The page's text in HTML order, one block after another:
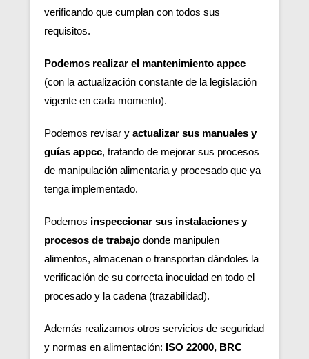
verificando que cumplan con todos sus
requisitos.
Podemos realizar el mantenimiento appcc
(con la actualización constante de la legislación
vigente en cada momento).
Podemos revisar y actualizar sus manuales y
guías appcc, tratando de mejorar sus procesos
de manipulación alimentaria y procesado que ya
tenga implementado.
Podemos inspeccionar sus instalaciones y
procesos de trabajo donde manipulen
alimentos, almacenan o transportan dándoles la
verificación de su correcta inocuidad en todo el
procesado y la cadena (trazabilidad).
Además realizamos otros servicios de seguridad
y normas en alimentación: ISO 22000, BRC